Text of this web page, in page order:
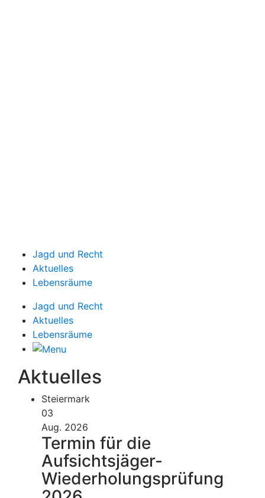
Jagd und Recht
Aktuelles
Lebensräume
Jagd und Recht
Aktuelles
Lebensräume
Aktuelles
Steiermark
03
Aug. 2026
Termin für die
Aufsichtsjäger-
Wiederholungsprüfung